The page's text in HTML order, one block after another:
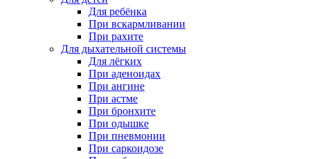
Для ребёнка
При вскармливании
При рахите
Для дыхательной системы
Для лёгких
При аденоидах
При ангине
При астме
При бронхите
При одышке
При пневмонии
При саркоидозе